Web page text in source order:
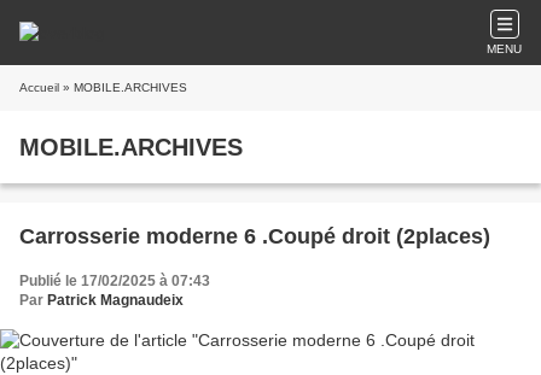
MENU
Accueil » MOBILE.ARCHIVES
MOBILE.ARCHIVES
Carrosserie moderne 6 .Coupé droit (2places)
Publié le 17/02/2025 à 07:43
Par Patrick Magnaudeix